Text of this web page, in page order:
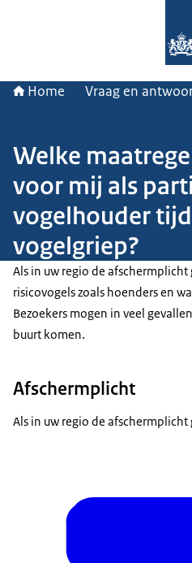
Home Vraag en
Welke
voor mij als
vogelhouder
vogelgriep?
Als in uw regio de
risicovogels zoals hoenders en
Bezoekers mogen in veel
buurt komen.
Afschermplicht
Als in uw regio de